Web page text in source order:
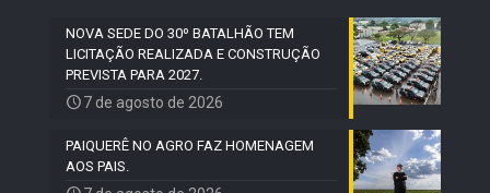
NOVA SEDE DO 30º BATALHÃO TEM
LICITAÇÃO REALIZADA E CONSTRUÇÃO
PREVISTA PARA 2027.
7 de agosto de 2026
PAIQUERÊ NO AGRO FAZ HOMENAGEM
AOS PAIS.